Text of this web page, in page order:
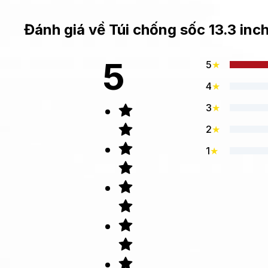
Đánh giá về Túi chống sốc 13.3
5 5★
4★
3★
2★
1★